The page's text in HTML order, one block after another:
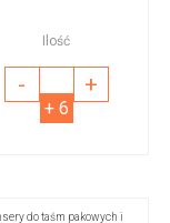
Ilość
- +
+ 6
do taśm pakowych i